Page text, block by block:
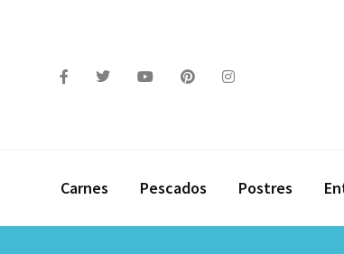
Carnes Pescados Postres